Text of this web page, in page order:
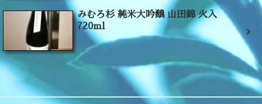
みむろ杉 純米大吟醸 山田錦 火入
720ml